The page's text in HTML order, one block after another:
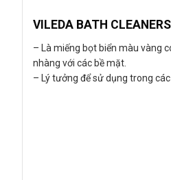
VILEDA BATH
– Là miếng bọt biển màu vàng
nhàng với các bề mặt.
– Lý tưởng để sử dụng trong